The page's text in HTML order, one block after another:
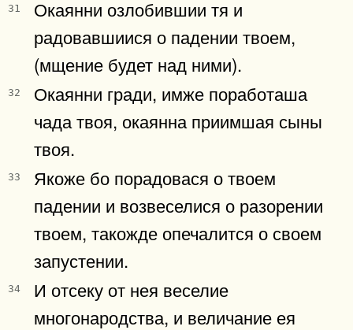
31
Окаянни озлобившии тя и
радовавшиися о падении твоем,
(мщение будет над ними).
32
Окаянни гради, имже поработаша
чада твоя, окаянна приимшая сыны
твоя.
33
Якоже бо порадовася о твоем
падении и возвеселися о разорении
твоем, такожде опечалится о своем
запустении.
34
И отсеку от нея веселие
многонародства, и величание ея